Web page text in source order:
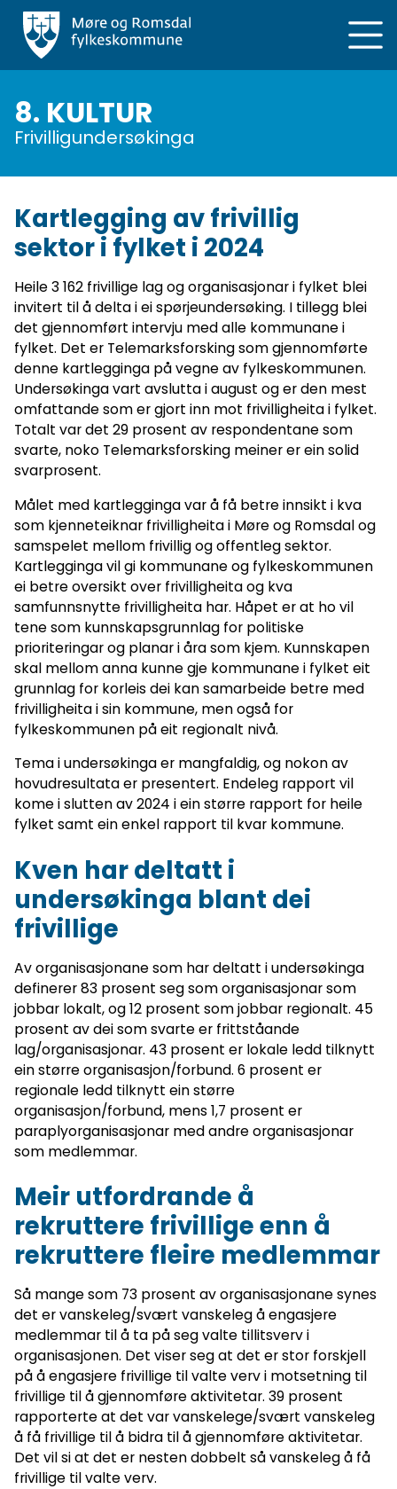
Hopp
hovedinnhold
8. KULTUR
Frivilligundersøkinga
Kartlegging av frivillig
sektor i fylket i 2024
Heile 3 162 frivillige lag og organisasjonar i fylket blei
invitert til å delta i ei spørjeundersøking. I tillegg blei
det gjennomført intervju med alle kommunane i
fylket. Det er Telemarksforsking som gjennomførte
denne kartlegginga på vegne av fylkeskommunen.
Undersøkinga vart avslutta i august og er den mest
omfattande som er gjort inn mot frivilligheita i fylket.
Totalt var det 29 prosent av respondentane som
svarte, noko Telemarksforsking meiner er ein solid
svarprosent.
Målet med kartlegginga var å få betre innsikt i kva
som kjenneteiknar frivilligheita i Møre og Romsdal og
samspelet mellom frivillig og offentleg sektor.
Kartlegginga vil gi kommunane og fylkeskommunen
ei betre oversikt over frivilligheita og kva
samfunnsnytte frivilligheita har. Håpet er at ho vil
tene som kunnskapsgrunnlag for politiske
prioriteringar og planar i åra som kjem. Kunnskapen
skal mellom anna kunne gje kommunane i fylket eit
grunnlag for korleis dei kan samarbeide betre med
frivilligheita i sin kommune, men også for
fylkeskommunen på eit regionalt nivå.
Tema i undersøkinga er mangfaldig, og nokon av
hovudresultata er presentert. Endeleg rapport vil
kome i slutten av 2024 i ein større rapport for heile
fylket samt ein enkel rapport til kvar kommune.
Kven har deltatt i
undersøkinga blant dei
frivillige
Av organisasjonane som har deltatt i undersøkinga
definerer 83 prosent seg som organisasjonar som
jobbar lokalt, og 12 prosent som jobbar regionalt. 45
prosent av dei som svarte er frittståande
lag/organisasjonar. 43 prosent er lokale ledd tilknytt
ein større organisasjon/forbund. 6 prosent er
regionale ledd tilknytt ein større
organisasjon/forbund, mens 1,7 prosent er
paraplyorganisasjonar med andre organisasjonar
som medlemmar.
Meir utfordrande å
rekruttere frivillige enn å
rekruttere fleire medlemmar
Så mange som 73 prosent av organisasjonane synes
det er vanskeleg/svært vanskeleg å engasjere
medlemmar til å ta på seg valte tillitsverv i
organisasjonen. Det viser seg at det er stor forskjell
på å engasjere frivillige til valte verv i motsetning til
frivillige til å gjennomføre aktivitetar. 39 prosent
rapporterte at det var vanskelege/svært vanskeleg
å få frivillige til å bidra til å gjennomføre aktivitetar.
Det vil si at det er nesten dobbelt så vanskeleg å få
frivillige til valte verv.